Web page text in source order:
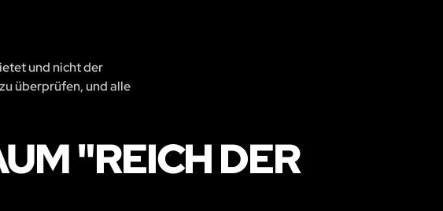
und nicht der
überprüfen, und alle
"REICH DER